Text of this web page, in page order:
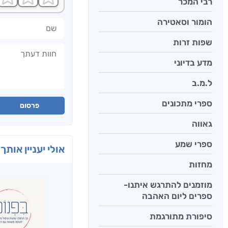
הומור וסאטירה
שפות זרות
מדע בדיוני
ל.מ.ב
ספרי מתכונים
גאווה
ספרי שמע
מחזות
מוזמנים להתרגש איתנו-
ספרים ליום האהבה
סיפורת מתורגמת
פרסום
אולי יעניין